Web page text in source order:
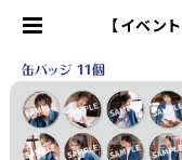
【イベン
ット |